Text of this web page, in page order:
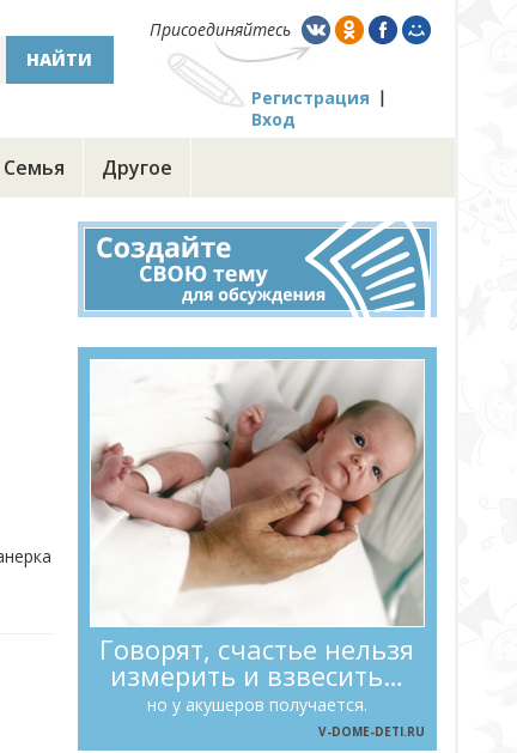
НАЙТИ
Присоединяйтесь
Регистрация
Вход
Семья Другое
Говорят, счастье нельзя
измерить и взвесить…
но у акушеров получается.
V-DOME-DETI.RU